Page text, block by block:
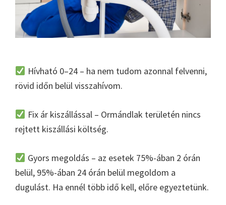
Hívható 0–24 – ha nem tudom azonnal felvenni,
rövid időn belül visszahívom.
Fix ár kiszállással – Ormándlak területén nincs
rejtett kiszállási költség.
Gyors megoldás – az esetek 75%-ában 2 órán
belül, 95%-ában 24 órán belül megoldom a
dugulást. Ha ennél több idő kell, előre egyeztetünk.